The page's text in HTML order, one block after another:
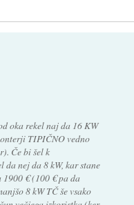
oka rekel naj da 16 KW
TIPIČNO vedno
Če bi šel k
da nej da 8 kW, kar stane
€ (100 € pa da
8 kW TČ še vsako